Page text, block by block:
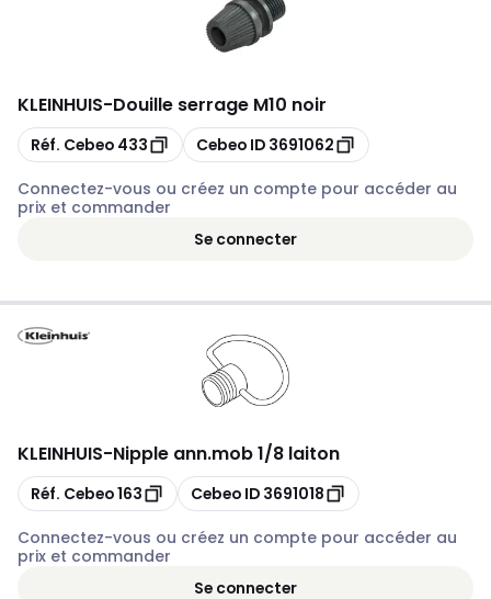
KLEINHUIS-Douille serrage M10 noir
Copier
Réf. Cebeo 433 Copier
Cebeo ID 3691062
Connectez-vous ou créez un compte pour accéder au
prix et commander
Se connecter
KLEINHUIS-Nipple ann.mob 1/8 laiton
Copier
Réf. Cebeo163 Copier
Cebeo ID 3691018
Connectez-vous ou créez un compte pour accéder au
prix et commander
Se connecter